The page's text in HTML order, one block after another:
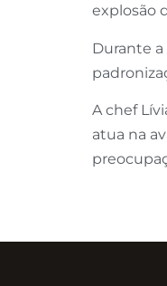
explosão
Durante
A chef
atua na